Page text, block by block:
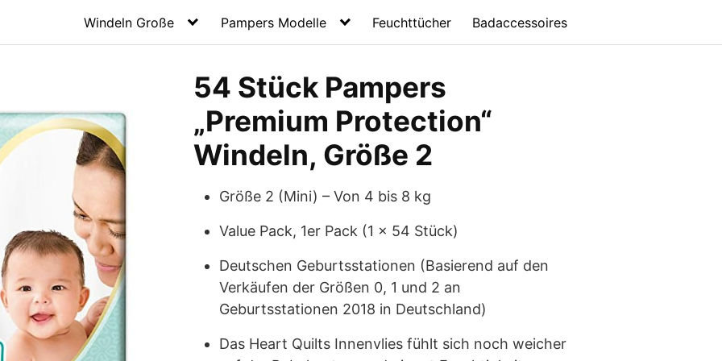
Windeln Große Pampers Modelle Feuchttücher Badaccessoires
54 Stück Pampers
„Premium Protection“
Windeln, Größe 2
Größe 2 (Mini) – Von 4 bis 8 kg
Value Pack, 1er Pack (1 x 54 Stück)
Deutschen Geburtsstationen (Basierend auf den
Verkäufen der Größen 0, 1 und 2 an
Geburtsstationen 2018 in Deutschland)
Das Heart Quilts Innenvlies fühlt sich noch weicher